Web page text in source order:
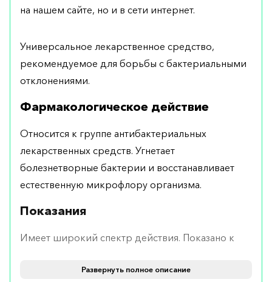
на нашем сайте, но и в сети интернет.
Универсальное лекарственное средство,
рекомендуемое для борьбы с бактериальными
отклонениями.
Фармакологическое действие
Относится к группе антибактериальных
лекарственных средств. Угнетает
болезнетворные бактерии и восстанавливает
естественную микрофлору организма.
Показания
Имеет широкий спектр действия. Показано к
цистите, пиелонефрите, менингите и
Развернуть полное описание